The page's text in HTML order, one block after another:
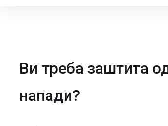
Ви треба заштита
напади?